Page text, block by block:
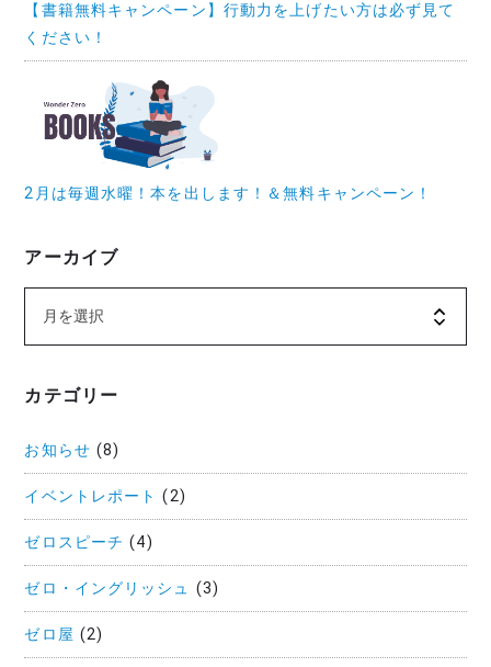
【書籍無料キャンペーン】行動力を上げたい方は必ず見て
ください！
2月は毎週水曜！本を出します！＆無料キャンペーン！
アーカイブ
カテゴリー
お知らせ (8)
イベントレポート (2)
ゼロスピーチ (4)
ゼロ・イングリッシュ (3)
ゼロ屋 (2)